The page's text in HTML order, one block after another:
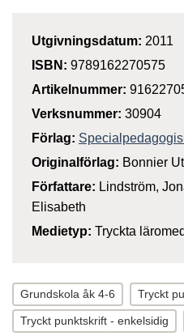
Utgivningsdatum: 2011
ISBN: 9789162270575
Artikelnummer:
Verksnummer: 30904
Förlag:
Originalförlag: Bonnier
Författare: Lindström,
Elisabeth
Medietyp: Tryckta
Grundskola åk 4-6 Tryckt
Tryckt punktskrift - enkelsidig